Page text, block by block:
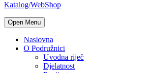
Katalog/WebShop
Open Menu
Naslovna
O Podružnici
Uvodna riječ
Djelatnost